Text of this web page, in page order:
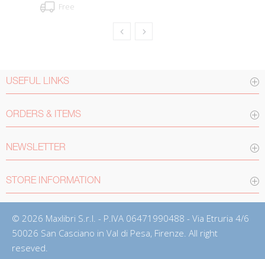
Free
USEFUL LINKS
ORDERS & ITEMS
NEWSLETTER
STORE INFORMATION
© 2026 Maxlibri S.r.l. - P.IVA 06471990488 - Via Etruria 4/6
50026 San Casciano in Val di Pesa, Firenze. All right
reseved.